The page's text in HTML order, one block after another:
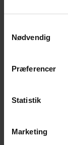
Nødvendig
Præferencer
Statistik
Marketing
82
Den